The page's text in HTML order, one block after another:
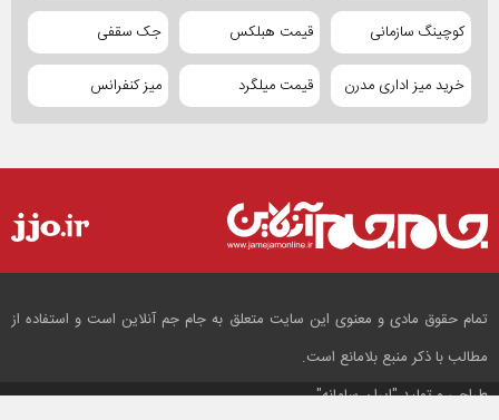
کوچینگ سازمانی قیمت هبلکس جک سقفی
خرید میز اداری مدرن قیمت میلگرد میز کنفرانس
تمام حقوق مادی و معنوی این سایت متعلق به جام جم آنلاین است و استفاده از
مطالب با ذکر منبع بلامانع است.
طراحی و تولید"ایران سامانه"